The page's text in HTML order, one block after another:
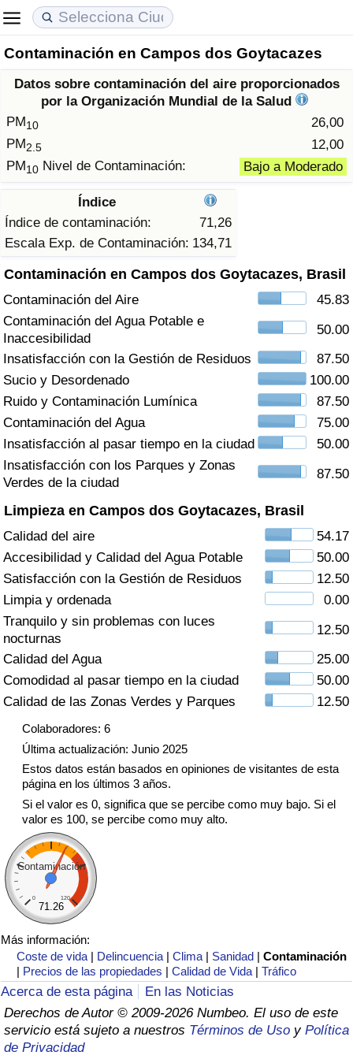
Contaminación en Campos dos Goytacazes
Datos sobre contaminación del aire proporcionados
por la Organización Mundial de la Salud
PM10
26,00
PM2.5
12,00
PM10 Nivel de Contaminación: Bajo a Moderado
Índice
Índice de contaminación:
71,26
Escala Exp. de Contaminación: 134,71
Contaminación en Campos dos Goytacazes, Brasil
Contaminación del Aire
45.83
Contaminación del Agua Potable e
Inaccesibilidad
50.00
Insatisfacción con la Gestión de Residuos
87.50
Sucio y Desordenado
100.00
Ruido y Contaminación Lumínica
87.50
Contaminación del Agua
75.00
Insatisfacción al pasar tiempo en la ciudad
50.00
Insatisfacción con los Parques y Zonas
Verdes de la ciudad
87.50
Limpieza en Campos dos Goytacazes, Brasil
Calidad del aire
54.17
Accesibilidad y Calidad del Agua Potable
50.00
Satisfacción con la Gestión de Residuos
12.50
Limpia y ordenada
0.00
Tranquilo y sin problemas con luces
nocturnas
12.50
Calidad del Agua
25.00
Comodidad al pasar tiempo en la ciudad
50.00
Calidad de las Zonas Verdes y Parques
12.50
Colaboradores: 6
Última actualización: Junio 2025
Estos datos están basados en opiniones de visitantes de esta
página en los últimos 3 años.
Si el valor es 0, significa que se percibe como muy bajo. Si el
valor es 100, se percibe como muy alto.
Contaminación
0 120
71.26
Más información:
Coste de vida | Delincuencia |Clima | Sanidad |Contaminación
| Precios de las propiedades |Calidad de Vida |Tráfico
Acerca de esta página
En las Noticias
Derechos de Autor © 2009-2026 Numbeo. El uso de este
servicio está sujeto a nuestros Términos de Uso y Política
de Privacidad
Coste de vida
Índice de Costo de Vida (Actual)
Índice de Costo de Vida
en aqaba
Precios de las propiedades
Índice de Precios de Inmuebles (Actual)
Índice de Precios de Inmuebles
Índice de Precios de Inmuebles por País
Calidad de Vida
Índice de Calidad de Vida
Índice de Calidad de Vida (Actual)
Delincuencia
Calificación del Índice de Criminalidad
(Actual)
Índice de Criminalidad
Índice de criminalidad por país
Sanidad
Índice de Sanidad (Actual)
Índice de Sanidad
Índice de Sanidad por País
Contaminación
Índice de Contaminación (Actual)
Índice de contaminación
Índice de Contaminación por País
Tráfico
Índice de Tráfico
Índice de Tráfico (Actual)
Índice de Tráfico por País